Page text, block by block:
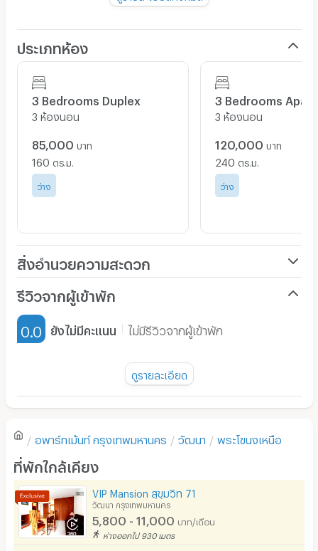
💧ค่าน้ำ 25 บาทต่อยูนิต
🛜ฟรีไวไฟ
🐶🐱สามารถเลี้ยงสุนัขหรือแมวได้ ไม่เกิน 2 ตัว/ห้อง
✅ ฟรีที่จอดรถยนต์ 1 คันต่อห้อง
☎️ สนใจสอบถามห้องพัก
Line:@zimple_asset (https://lin.ee/o1crZrf)
🚝 ทำเล และการเดินทาง
- ปากซอยสุขุมวิท 950 m
- ป้ายรถเมล์ ปากซอยสุขุมวิท 1.2 km
- BTS ทองหล่อ/พระโขนง 1.8 km
🛀 สิ่งอำนวยความสะดวกภายในห้องพัก
- เฟอร์นิเจอร์บิ้วอินท์ แบบ Fully Furnished
- สมาร์ททีวีพร้อมเคเบิ้ลทีวี
- ตู้เสื้อผ้า
ประเภทห้อง
3 Bedrooms Duplex
3 ห้องนอน
85,000 บาท
160 ตร.ม.
ว่าง
3 Bedrooms
3 ห้องนอน
120,000 บาท
240 ตร.ม.
ว่าง
สิ่งอำนวยความสะดวก
เฟอร์นิเจอร์-ตู้, เตียง
เครื่องทำน้ำอุ่น
โซฟา
โต๊ะ - เก้าอี้ทำงาน
เตาปรุงอาหาร
อนุญาตให้เลี้ยงสัตว์
รีวิวจากผู้เข้าพัก
0.0 ยังไม่มีคะแนน ไม่มีรีวิวจากผู้เข้าพัก
ยังไม่มีรีวิวของอพาร์ทเม้นท์นี้
เขียนรีวิวแรกของอพาร์ทเม้นท์นี้
ดูรายละเอียด
อพาร์ทเม้นท์ กรุงเทพมหานคร วัฒนา พระโขนงเหนือ
ที่พักใกล้เคียง
VIP Mansion สุขุมวิท 71
วัฒนา กรุงเทพมหานคร
5,800 - 11,000 บาท/เดือน
ห่างออกไป 930 เมตร